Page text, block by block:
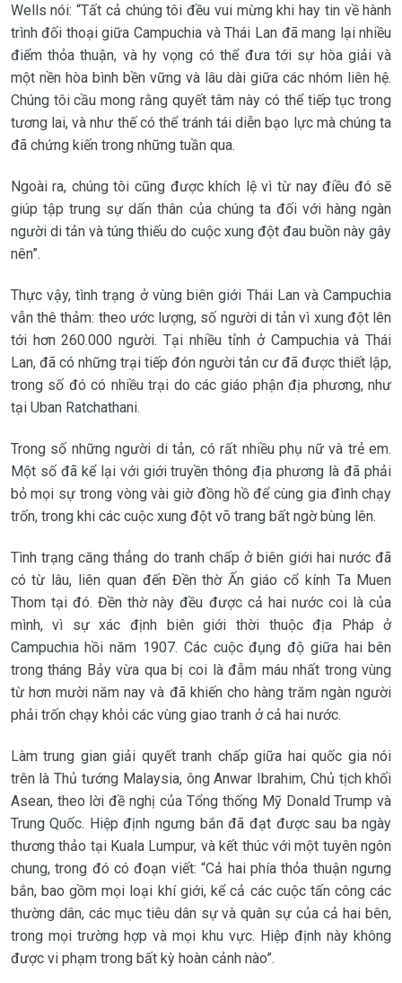
Wells nói: “Tất cả chúng tôi đều vui mừng khi hay tin về hành
trình đối thoại giữa Campuchia và Thái Lan đã mang lại nhiều
điểm thỏa thuận, và hy vọng có thể đưa tới sự hòa giải và
một nền hòa bình bền vững và lâu dài giữa các nhóm liên hệ.
Chúng tôi cầu mong rằng quyết tâm này có thể tiếp tục trong
tương lai, và như thế có thể tránh tái diễn bạo lực mà chúng ta
đã chứng kiến trong những tuần qua.
Ngoài ra, chúng tôi cũng được khích lệ vì từ nay điều đó sẽ
giúp tập trung sự dấn thân của chúng ta đối với hàng ngàn
người di tản và túng thiếu do cuộc xung đột đau buồn này gây
nên”.
Thực vậy, tình trạng ở vùng biên giới Thái Lan và Campuchia
vẫn thê thảm: theo ước lượng, số người di tản vì xung đột lên
tới hơn 260.000 người. Tại nhiều tỉnh ở Campuchia và Thái
Lan, đã có những trại tiếp đón người tản cư đã được thiết lập,
trong số đó có nhiều trại do các giáo phận địa phương, như
tại Uban Ratchathani.
Trong số những người di tản, có rất nhiều phụ nữ và trẻ em.
Một số đã kể lại với giới truyền thông địa phương là đã phải
bỏ mọi sự trong vòng vài giờ đồng hồ để cùng gia đình chạy
trốn, trong khi các cuộc xung đột võ trang bất ngờ bùng lên.
Tình trạng căng thẳng do tranh chấp ở biên giới hai nước đã
có từ lâu, liên quan đến Đền thờ Ấn giáo cổ kính Ta Muen
Thom tại đó. Đền thờ này đều được cả hai nước coi là của
mình, vì sự xác định biên giới thời thuộc địa Pháp ở
Campuchia hồi năm 1907. Các cuộc đụng độ giữa hai bên
trong tháng Bảy vừa qua bị coi là đẫm máu nhất trong vùng
từ hơn mười năm nay và đã khiến cho hàng trăm ngàn người
phải trốn chạy khỏi các vùng giao tranh ở cả hai nước.
Làm trung gian giải quyết tranh chấp giữa hai quốc gia nói
trên là Thủ tướng Malaysia, ông Anwar Ibrahim, Chủ tịch khối
Asean, theo lời đề nghị của Tổng thống Mỹ Donald Trump và
Trung Quốc. Hiệp định ngưng bắn đã đạt được sau ba ngày
thương thảo tại Kuala Lumpur, và kết thúc với một tuyên ngôn
chung, trong đó có đoạn viết: “Cả hai phía thỏa thuận ngưng
bắn, bao gồm mọi loại khí giới, kể cả các cuộc tấn công các
thường dân, các mục tiêu dân sự và quân sự của cả hai bên,
trong mọi trường hợp và mọi khu vực. Hiệp định này không
được vi phạm trong bất kỳ hoàn cảnh nào”.